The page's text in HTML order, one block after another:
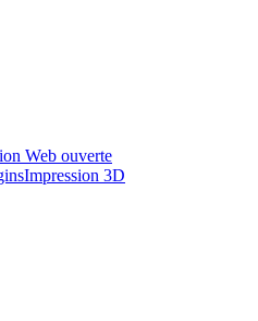
Web ouverte
Impression 3D